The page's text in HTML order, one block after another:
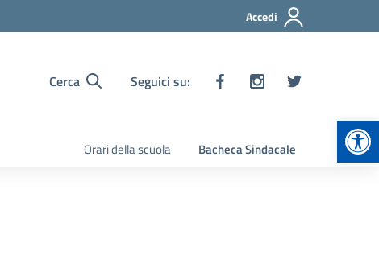
Accedi
Cerca Seguici su:
Orari della scuola Bacheca Sindacale